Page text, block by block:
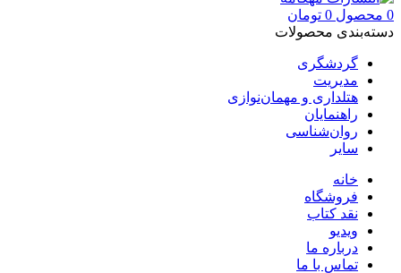
0 محصول 0 تومان
دسته‌بندی محصولات
گردشگری
مدیریت
هتلداری و مهمان‌نوازی
راهنمایان
روان‌شناسی
سایر
خانه
فروشگاه
نقد کتاب
ویدیو
درباره‌ ما
تماس با ما